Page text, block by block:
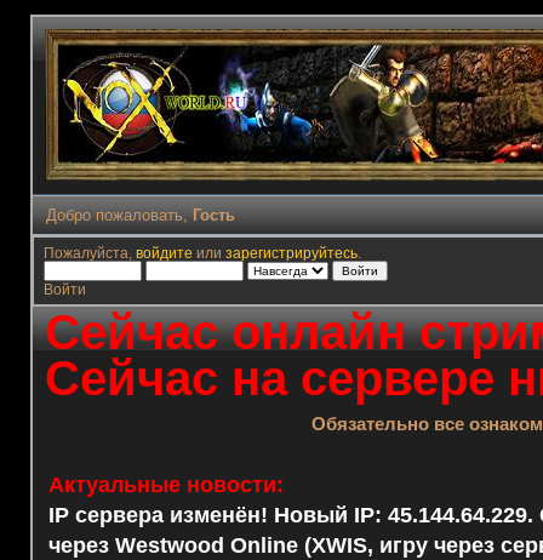
Добро пожаловать, Гость
Пожалуйста, войдите или зарегистрируйтесь.
Войти
Сейчас онлайн
Сейчас на сервере
Обязательно все
Актуальные новости:
IP сервера изменён! Новый IP: 45.144.64.229.
через Westwood Online (XWIS, игру через